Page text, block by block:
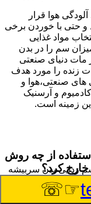
هوا قرار
و حتی با خوردن برخی
مواد غذایی
سم را در بدن
مات دنیای صنعتی
زنده را مورد هدف
های صنعتی،هوا و
و آرسنیک
زمینه است.
از چه روش
کرد؟
تقسیم می
زدایی بدن سربیشه
☞☏